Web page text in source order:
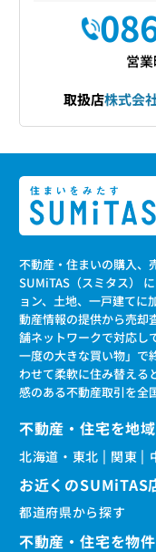
営
取扱店株式会
不動産・住まいの購入、
SUMiTAS（スミタス）
ョン、土地、一戸建てに
動産情報の提供から売却
舗ネットワークで対応し
一度の大きな買い物」で
わせて柔軟に住み替える
感のある不動産取引を全
不動産・住宅を地
北海道・東北 関東
お近くのSUMiTAS
都道府県から探す
不動産・住宅を物